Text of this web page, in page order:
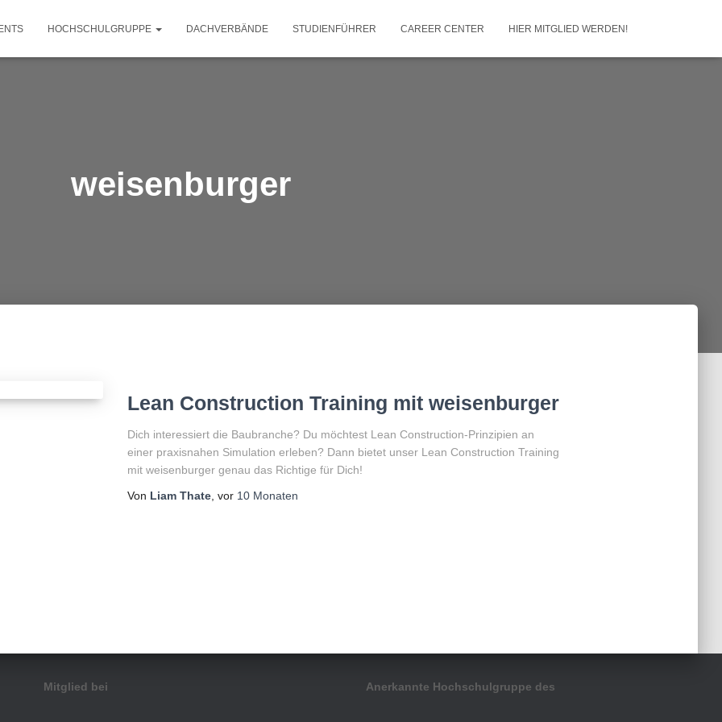
HOCHSCHULGRUPPE DACHVERBÄNDE STUDIENFÜHRER CAREER CENTER HIER MITGLIED WERDEN!
weisenburger
Lean Construction Training mit weisenburger
Dich interessiert die Baubranche? Du möchtest Lean Construction-Prinzipien an
einer praxisnahen Simulation erleben? Dann bietet unser Lean Construction Training
mit weisenburger genau das Richtige für Dich!
Von Liam Thate, vor 10 Monaten
Mitglied bei Anerkannte Hochschulgruppe des